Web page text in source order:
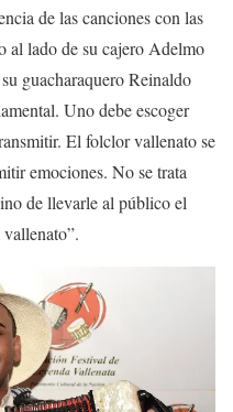
de las canciones con las
al lado de su cajero Adelmo
guacharaquero Reinaldo
Uno debe escoger
El folclor vallenato se
emociones. No se trata
de llevarle al público el